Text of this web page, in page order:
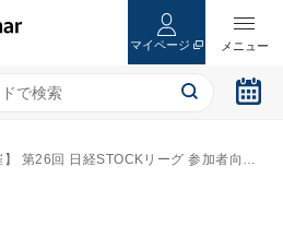
マイページ
第26回 日経STOCKリーグ 参加者向け説明会